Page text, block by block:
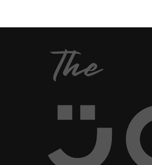
ให้เกิดขยะหรือมสิ่งปฏิกูลใน
ให้ยกเลิกกิจกรรมดังกล่าวไป
ความเห็นว่า ทำเพียงการออ
ตรงกับวันที่ 11 พฤศจิกายน
ประเพณีในการขอขมาพระแ